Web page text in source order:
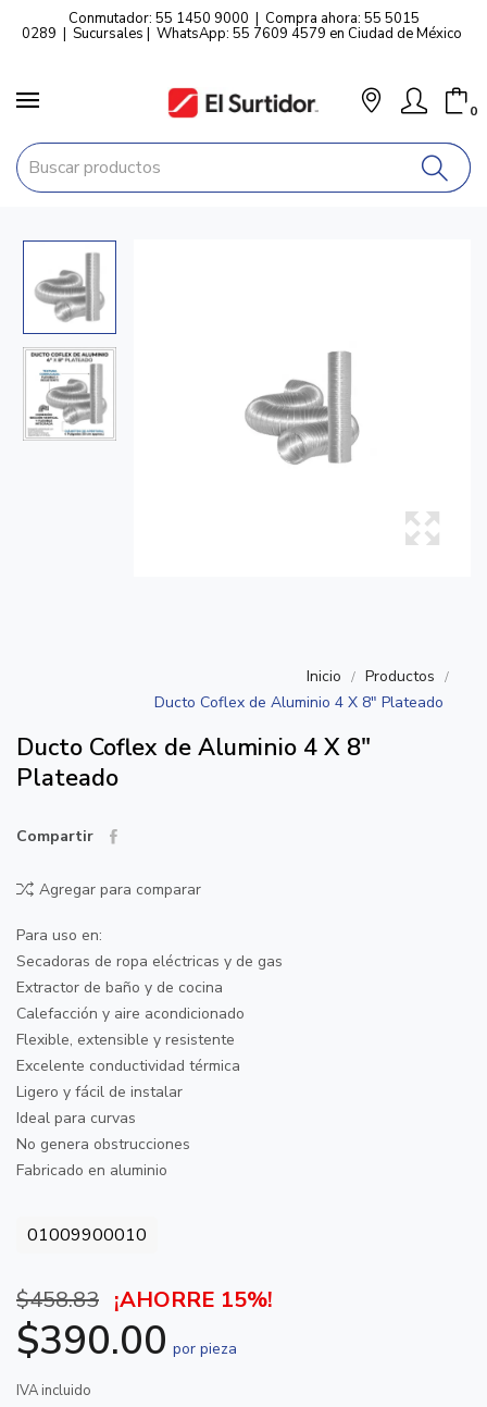
Conmutador: 55 1450 9000 | Compra ahora: 55 5015
0289 | Sucursales | WhatsApp: 55 7609 4579 en Ciudad de México
0
Inicio
Productos
Ducto Coflex de Aluminio 4 X 8" Plateado
Ducto Coflex de Aluminio 4 X 8"
Plateado
Compartir
Agregar para comparar
Para uso en:
Secadoras de ropa eléctricas y de gas
Extractor de baño y de cocina
Calefacción y aire acondicionado
Flexible, extensible y resistente
Excelente conductividad térmica
Ligero y fácil de instalar
Ideal para curvas
No genera obstrucciones
Fabricado en aluminio
01009900010
$458.83 ¡AHORRE 15%!
$390.00 por pieza
IVA incluido